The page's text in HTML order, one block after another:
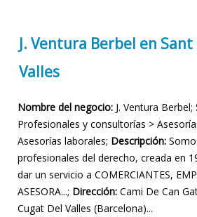
J. Ventura Berbel en
Valles
Nombre del negocio: J. Ventura Berbel;
Profesionales y consultorías >
Asesorías laborales; Descripción:
profesionales del derecho, creada en
dar un servicio a COMERCIANTES,
ASESORA...; Dirección: Cami De Can
Cugat Del Valles (Barcelona)...